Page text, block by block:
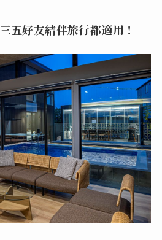
五好友結伴旅行都適用！